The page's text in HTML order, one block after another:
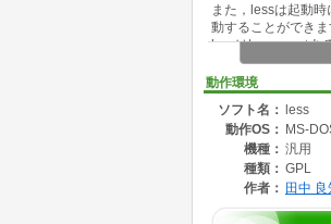
また，lessは起動
動することができま
lessはtermcap（あ
動作環境
ソフト名：
less
動作OS： MS-
機種： 汎用
種類： GPL
作者： 田中 良